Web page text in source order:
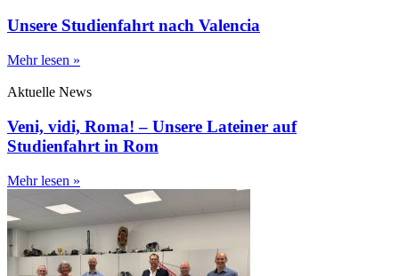
Unsere Studienfahrt nach Valencia
Mehr lesen »
Aktuelle News
Veni, vidi, Roma! – Unsere Lateiner auf
Studienfahrt in Rom
Mehr lesen »